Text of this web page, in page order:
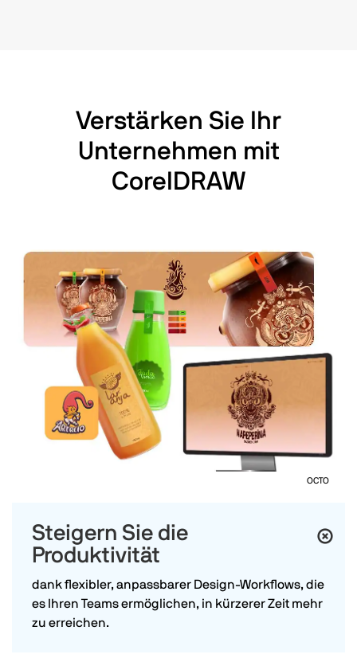
Verstärken Sie Ihr
Unternehmen mit
CorelDRAW
OCTO
Steigern Sie die
Produktivität
dank flexibler, anpassbarer Design-Workflows, die
es Ihren Teams ermöglichen, in kürzerer Zeit mehr
zu erreichen.